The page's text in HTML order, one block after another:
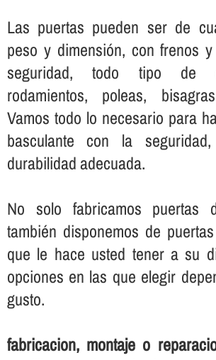
Las puertas pueden ser de
peso y dimensión, con frenos
seguridad, todo tipo de
rodamientos, poleas,
Vamos todo lo necesario para
basculante con la
durabilidad adecuada.
No solo fabricamos puertas
también disponemos de
que le hace usted tener a su
opciones en las que elegir
gusto.
fabricacion, montaje o